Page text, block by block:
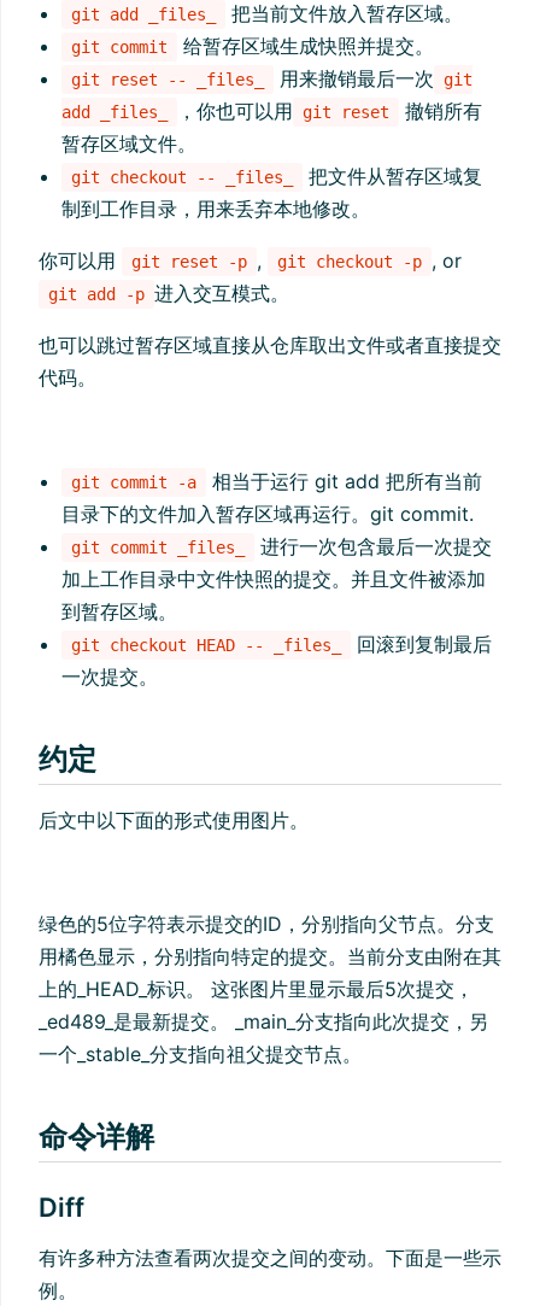
git add _files_ 把当前文件放入暂存区域。
git commit 给暂存区域生成快照并提交。
git reset -- _files_ 用来撤销最后一次 git
add _files_
，你也可以用 git reset
撤销所有
暂存区域文件。
git checkout -- _files_
把文件从暂存区域复
制到工作目录，用来丢弃本地修改。
你可以用 git reset -p , git checkout -p , or
git add -p 进入交互模式。
也可以跳过暂存区域直接从仓库取出文件或者直接提交
代码。
git commit -a
相当于运行 git add 把所有当前
目录下的文件加入暂存区域再运行。git commit.
git commit _files_
进行一次包含最后一次提交
加上工作目录中文件快照的提交。并且文件被添加
到暂存区域。
git checkout HEAD -- _files_
回滚到复制最后
一次提交。
约定
后文中以下面的形式使用图片。
绿色的5位字符表示提交的ID，分别指向父节点。分支
用橘色显示，分别指向特定的提交。当前分支由附在其
上的_HEAD_标识。 这张图片里显示最后5次提交，
_ed489_是最新提交。 _main_分支指向此次提交，另
一个_stable_分支指向祖父提交节点。
命令详解
Diff
有许多种方法查看两次提交之间的变动。下面是一些示
例。